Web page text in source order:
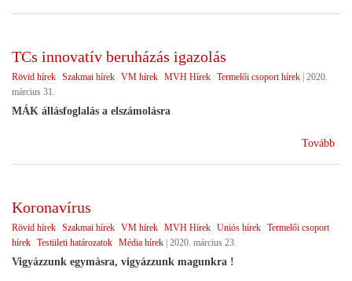
TCs innovatív beruházás igazolás
Rövid hírek Szakmai hírek VM hírek MVH Hírek Termelői csoport hírek 2020.
március 31.
MÁK állásfoglalás a elszámolásra
Tovább
Koronavírus
Rövid hírek Szakmai hírek VM hírek MVH Hírek Uniós hírek Termelői csoport
hírek Testületi határozatok Média hírek 2020. március 23.
Vigyázzunk egymásra, vigyázzunk magunkra !